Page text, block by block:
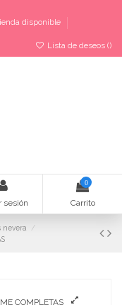
disponible
Lista de deseos ()
sesión
0
Carrito
nevera